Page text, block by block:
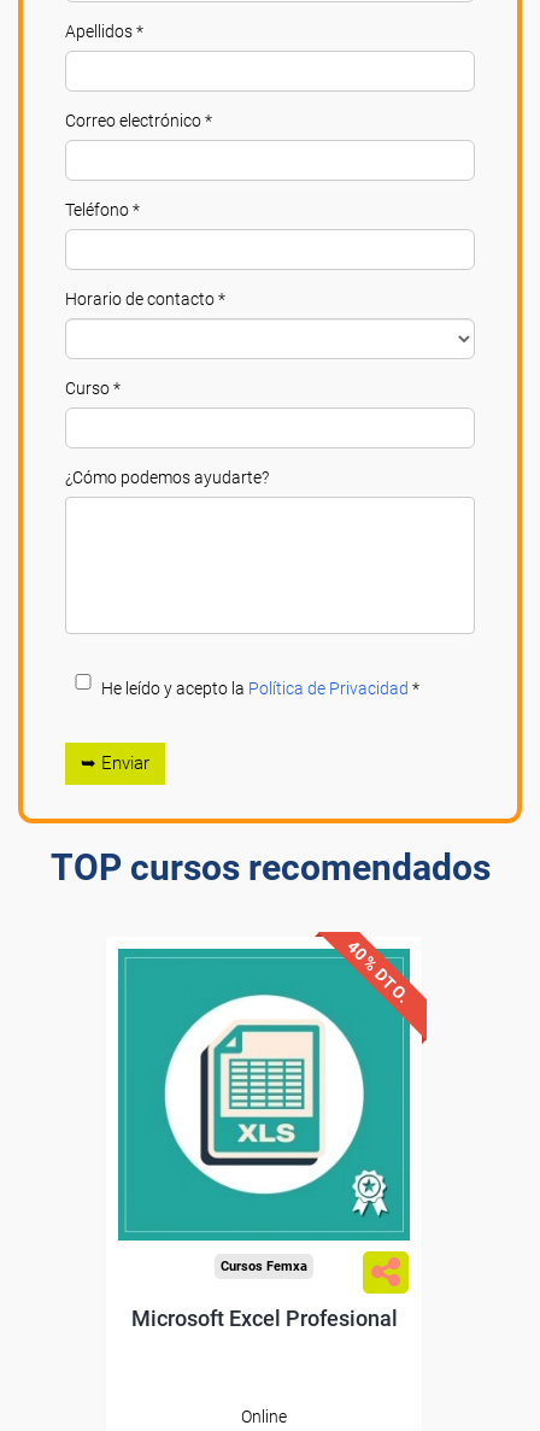
Apellidos *
Correo electrónico *
Teléfono *
Horario de contacto *
Curso *
¿Cómo podemos ayudarte?
He leído y acepto la Política de Privacidad *
➥ Enviar
TOP cursos recomendados
Descuentos especiales
Sin requisitos de acceso
Diploma
Compra segura
40% DTO.
Cursos Femxa
Microsoft Excel Profesional
Online